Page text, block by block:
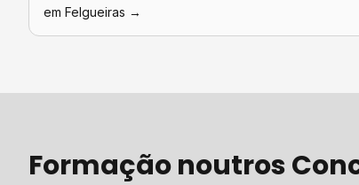
em Felgueiras →
Formaçãonoutros